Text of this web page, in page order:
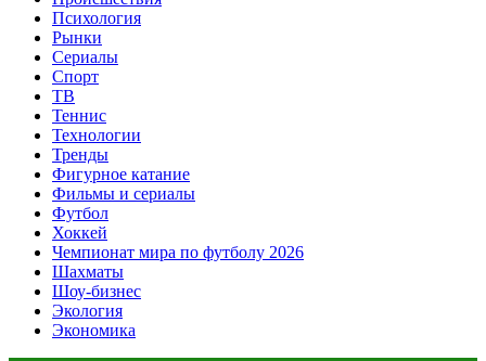
Психология
Рынки
Сериалы
Спорт
ТВ
Теннис
Технологии
Тренды
Фигурное катание
Фильмы и сериалы
Футбол
Хоккей
Чемпионат мира по футболу 2026
Шахматы
Шоу-бизнес
Экология
Экономика